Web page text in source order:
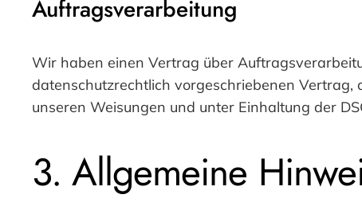
Auftragsverarbeitung
Wir haben einen Vertrag über
datenschutzrechtlich vorgeschriebenen
unseren Weisungen und unter Einhaltung der
3. Allgemeine